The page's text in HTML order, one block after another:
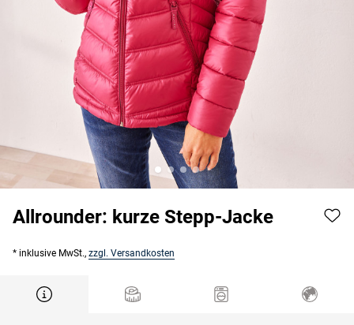
Allrounder: kurze Stepp-Jacke
* inklusive MwSt., zzgl. Versandkosten